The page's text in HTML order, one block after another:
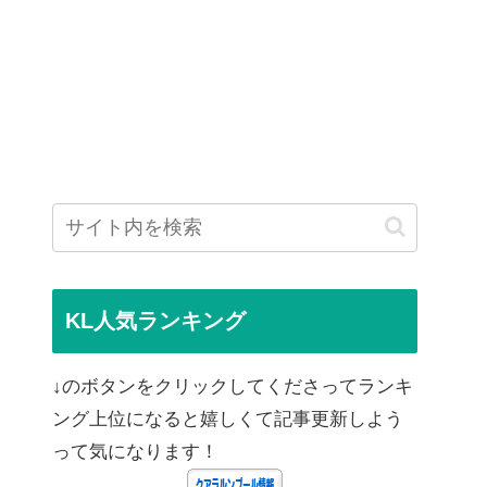
KL人気ランキング
↓のボタンをクリックしてくださってランキ
ング上位になると嬉しくて記事更新しよう
って気になります！